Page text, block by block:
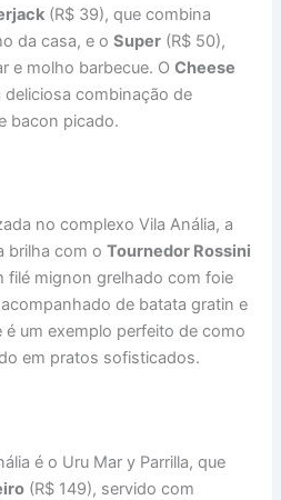
(R$ 39), que combina
da casa, e oSuper (R$ 50),
e molho barbecue. OCheese
deliciosa combinação de
bacon picado.
no complexo Vila Anália, a
brilha com oTournedor Rossini
filé mignon grelhado com foie
de batata gratin e
um exemplo perfeito de como
em pratos sofisticados.
é o Uru Mar y Parrilla, que
(R$ 149), servido com